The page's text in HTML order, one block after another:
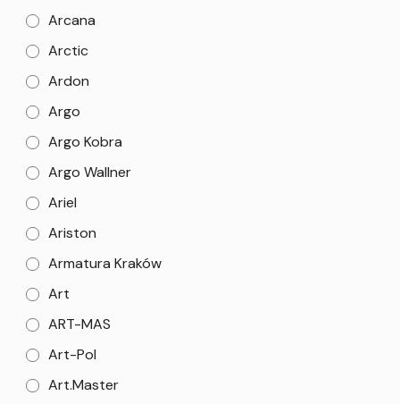
Arcana
Arctic
Ardon
Argo
Argo Kobra
Argo Wallner
Ariel
Ariston
Armatura Kraków
Art
ART-MAS
Art-Pol
Art.Master